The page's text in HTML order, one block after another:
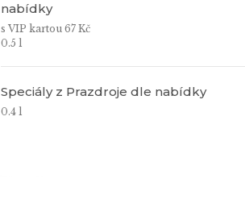
nabídky
s VIP kartou 67 Kč
0.5 l
Speciály z Prazdroje dle nabídky
0.4 l